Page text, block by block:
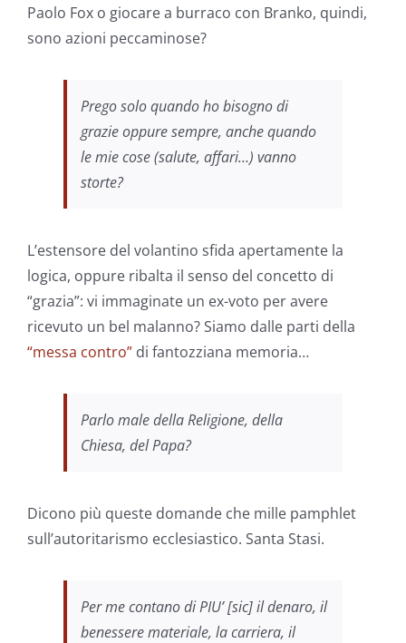
Paolo Fox o giocare a burraco con Branko, quindi,
sono azioni peccaminose?
Prego solo quando ho bisogno di
grazie oppure sempre, anche quando
le mie cose (salute, affari…) vanno
storte?
L’estensore del volantino sfida apertamente la
logica, oppure ribalta il senso del concetto di
“grazia”: vi immaginate un ex-voto per avere
ricevuto un bel malanno? Siamo dalle parti della
“messa contro” di fantozziana memoria…
Parlo male della Religione, della
Chiesa, del Papa?
Dicono più queste domande che mille pamphlet
sull’autoritarismo ecclesiastico. Santa Stasi.
Per me contano di PIU’ [sic] il denaro, il
benessere materiale, la carriera, il